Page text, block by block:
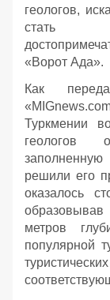
геологов,
стать
«Ворот Ада».
Как
Туркмении
геологов
решили его
оказалось
метров
популярной